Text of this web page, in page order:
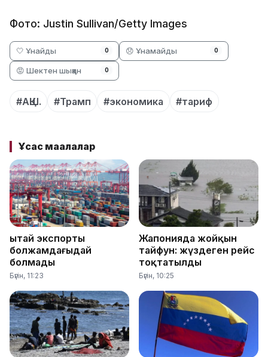
Фото: Justin Sullivan/Getty Images
🤍 Ұнайды 0 😞 Ұнамайды 0
😡 Шектен шыққан 0
#АҚШ. #Трамп #экономика #тариф
Ұқсас мақалалар
Қытай экспорты
болжамдағыдай
болмады
Бүгін, 11:23
Жапонияда жойқын
тайфун: жүздеген рейс
тоқтатылды
Бүгін, 10:25